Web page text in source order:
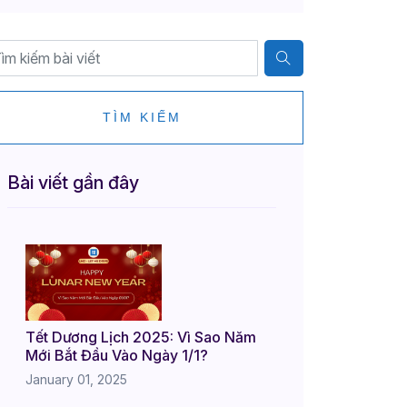
TÌM KIẾM
Bài viết gần đây
Tết Dương Lịch 2025: Vì Sao Năm
Mới Bắt Đầu Vào Ngày 1/1?
January 01, 2025